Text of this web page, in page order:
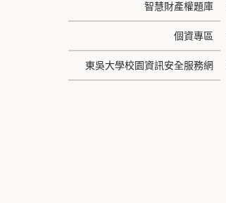
智慧財產權題庫
個資專區
東吳大學校園資訊安全服務網